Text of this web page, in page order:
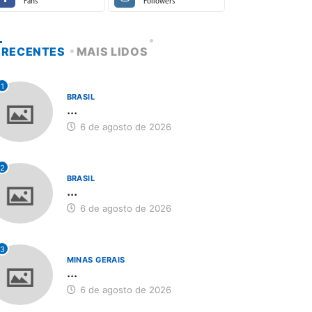
Fans Followers
RECENTES MAIS LIDOS
1
BRASIL
...
6 de agosto de 2026
2
BRASIL
...
6 de agosto de 2026
3
MINAS GERAIS
...
6 de agosto de 2026